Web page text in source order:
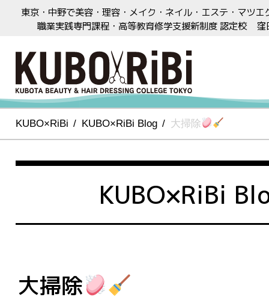
東京・中野で美容・理容・メイク・ネイル・エステ・マツエ
職業実践専門課程・高等教育修学支援新制度 認定校
窪
KUBO×RiBi KUBO×RiBi Blog 大掃除
KUBO×RiBi
大掃除